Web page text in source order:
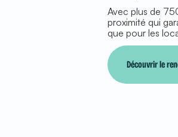
Avec plus de
proximité qui
que pour les
Découvrir le